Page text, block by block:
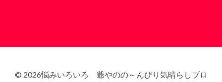
© 2026悩みいろいろ 爺やのの～んびり気晴らしブロ